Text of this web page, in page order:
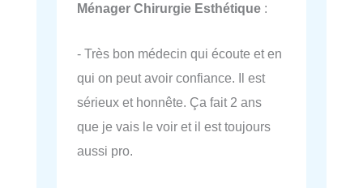
Ménager Chirurgie Esthétique :
- Très bon médecin qui écoute et en
qui on peut avoir confiance. Il est
sérieux et honnête. Ça fait 2 ans
que je vais le voir et il est toujours
aussi pro.